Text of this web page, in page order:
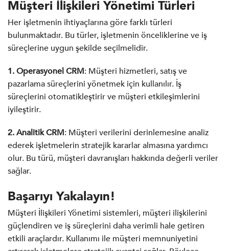
Müşteri İlişkileri Yönetimi Türleri
Her işletmenin ihtiyaçlarına göre farklı türleri
bulunmaktadır. Bu türler, işletmenin önceliklerine ve iş
süreçlerine uygun şekilde seçilmelidir.
1. Operasyonel CRM: Müşteri hizmetleri, satış ve
pazarlama süreçlerini yönetmek için kullanılır. İş
süreçlerini otomatikleştirir ve müşteri etkileşimlerini
iyileştirir.
2. Analitik CRM: Müşteri verilerini derinlemesine analiz
ederek işletmelerin stratejik kararlar almasına yardımcı
olur. Bu türü, müşteri davranışları hakkında değerli veriler
sağlar.
Başarıyı Yakalayın!
Müşteri İlişkileri Yönetimi sistemleri, müşteri ilişkilerini
güçlendiren ve iş süreçlerini daha verimli hale getiren
etkili araçlardır. Kullanımı ile müşteri memnuniyetini